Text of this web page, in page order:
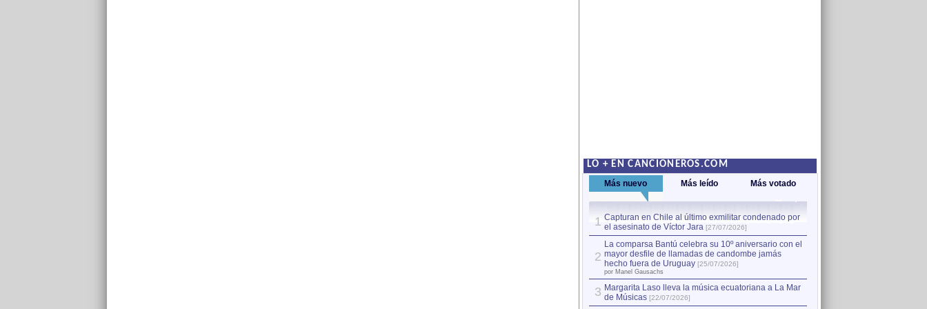
LO + EN CANCIONEROS.COM
Más nuevo Más leído Más votado
1 Capturan en Chile al último exmilitar condenado por
el asesinato de Víctor Jara [27/07/2026]
2
La comparsa Bantú celebra su 10º aniversario con el
mayor desfile de llamadas de candombe jamás
hecho fuera de Uruguay [25/07/2026]
por Manel Gausachs
3 Margarita Laso lleva la música ecuatoriana a La Mar
de Músicas [22/07/2026]